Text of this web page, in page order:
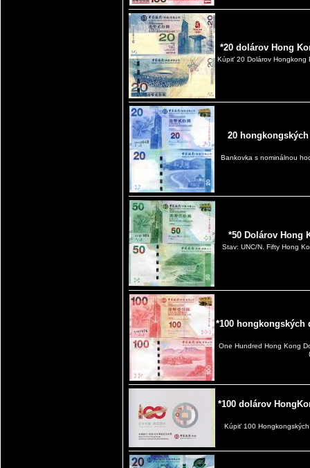
*20 dolárov Hong
Kúpiť 20 Dolárov Hongkong
20
Bankovka s nominálnou
*50 Dolárov Hong
Stav: UNC/N. Fifty Hong
*100 hongkongských
One Hundred Hong Kong
*100 dolárov
Kúpiť 100